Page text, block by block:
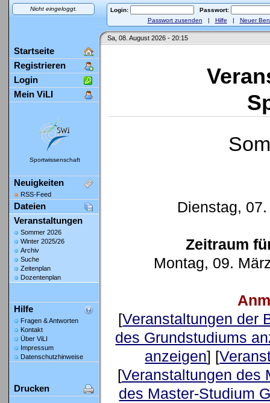
Nicht eingeloggt. Login:
Passwort:
Passwort zusenden | Hilfe | Neuer
Sa, 08. August 2026 - 20:15
Startseite
Registrieren
Login
Mein ViLI
Sportwissenschaft
Neuigkeiten
RSS-Feed
Dateien
Veranstaltungen
Sommer 2026
Winter 2025/26
Archiv
Suche
Zeitenplan
Dozentenplan
Hilfe
Fragen & Antworten
Kontakt
Über ViLI
Impressum
Datenschutzhinweise
Drucken
Dienstag,
Zeitraum
Montag, 09.
[Veranstaltungen der
des Grundstudiums
anzeigen] [
[Veranstaltungen des
des Master-Studium